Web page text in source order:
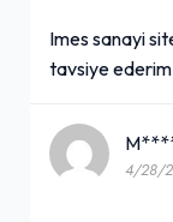
Imes sanayi
tavsiye ederim
4/28/